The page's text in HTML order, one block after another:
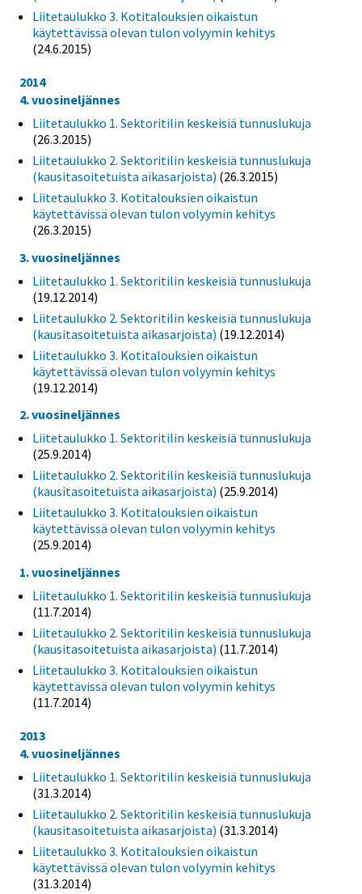
Liitetaulukko 3. Kotitalouksien oikaistun
käytettävissä olevan tulon volyymin kehitys
(24.6.2015)
2014
4. vuosineljännes
Liitetaulukko 1. Sektoritilin keskeisiä tunnuslukuja
(26.3.2015)
Liitetaulukko 2. Sektoritilin keskeisiä tunnuslukuja
(kausitasoitetuista aikasarjoista) (26.3.2015)
Liitetaulukko 3. Kotitalouksien oikaistun
käytettävissä olevan tulon volyymin kehitys
(26.3.2015)
3. vuosineljännes
Liitetaulukko 1. Sektoritilin keskeisiä tunnuslukuja
(19.12.2014)
Liitetaulukko 2. Sektoritilin keskeisiä tunnuslukuja
(kausitasoitetuista aikasarjoista) (19.12.2014)
Liitetaulukko 3. Kotitalouksien oikaistun
käytettävissä olevan tulon volyymin kehitys
(19.12.2014)
2. vuosineljännes
Liitetaulukko 1. Sektoritilin keskeisiä tunnuslukuja
(25.9.2014)
Liitetaulukko 2. Sektoritilin keskeisiä tunnuslukuja
(kausitasoitetuista aikasarjoista) (25.9.2014)
Liitetaulukko 3. Kotitalouksien oikaistun
käytettävissä olevan tulon volyymin kehitys
(25.9.2014)
1. vuosineljännes
Liitetaulukko 1. Sektoritilin keskeisiä tunnuslukuja
(11.7.2014)
Liitetaulukko 2. Sektoritilin keskeisiä tunnuslukuja
(kausitasoitetuista aikasarjoista) (11.7.2014)
Liitetaulukko 3. Kotitalouksien oikaistun
käytettävissä olevan tulon volyymin kehitys
(11.7.2014)
2013
4. vuosineljännes
Liitetaulukko 1. Sektoritilin keskeisiä tunnuslukuja
(31.3.2014)
Liitetaulukko 2. Sektoritilin keskeisiä tunnuslukuja
(kausitasoitetuista aikasarjoista) (31.3.2014)
Liitetaulukko 3. Kotitalouksien oikaistun
käytettävissä olevan tulon volyymin kehitys
(31.3.2014)